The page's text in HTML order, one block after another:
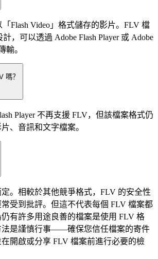
Flash Video」格式儲存的影片。FLV 檔
，可以透過 Adobe Flash Player 或 Adobe
輸。
嗎？
Player 不再支援 FLV，但該檔案格式仍
、音訊和文字檔案。
。相較於其他競爭格式，FLV 的安全性
受到批評。但這不代表每個 FLV 檔案都
有許多用途良善的檔案是使用 FLV 格
法是謹慎行事——確保您信任檔案的寄件
開啟或分享 FLV 檔案前進行必要的檢